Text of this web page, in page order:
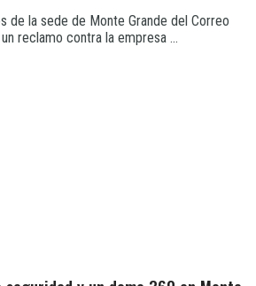
de la sede de Monte Grande del Correo
reclamo contra la empresa ...